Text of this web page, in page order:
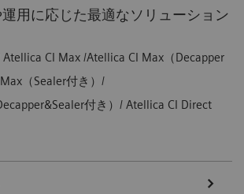
用に応じた最適なソリューション
CI Max /Atellica CI Max（Decapper
（Sealer付き）/
付き）/ Atellica CI Direct